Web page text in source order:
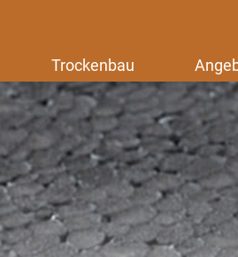
Trockenbau